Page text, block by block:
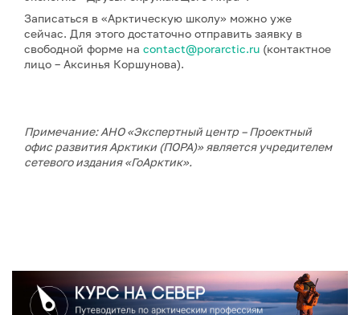
Записаться в «Арктическую школу» можно уже
сейчас. Для этого достаточно отправить заявку в
свободной форме на contact@porarctic.ru (контактное
лицо – Аксинья Коршунова).
Примечание: АНО «Экспертный центр – Проектный
офис развития Арктики (ПОРА)» является учредителем
сетевого издания «ГоАрктик».